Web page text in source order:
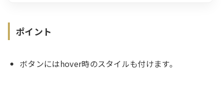
}
ポイント
ボタンにはhover時のスタイルも付けます。